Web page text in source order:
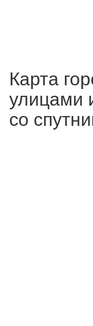
Карта
улицами
со